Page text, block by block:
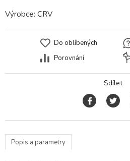
Výrobce: CRV
Do oblíbených
Porovnání
Sdílet
Popis a parametry